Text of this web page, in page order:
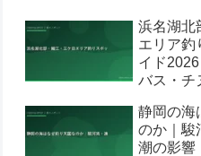
浜名湖北
エリア釣
イド
バス・チ
静岡の海
のか｜駿
潮の影響